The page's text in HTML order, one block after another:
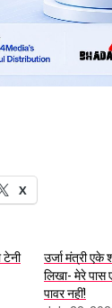
X
टेनी
उर्जा मंत्री एके
लिखा- मेरे
पावर नहीं!